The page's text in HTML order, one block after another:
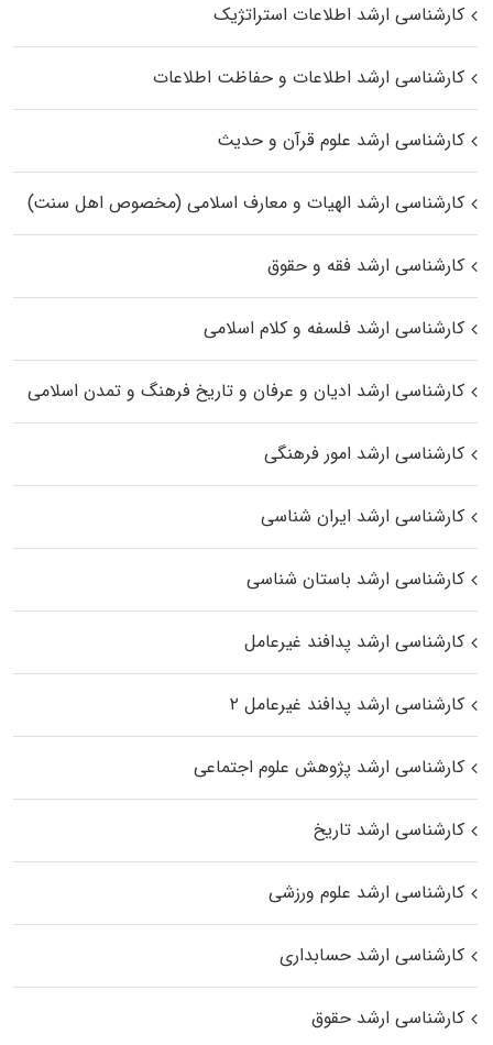
کارشناسی ارشد اطلاعات استراتژیک
کارشناسی ارشد اطلاعات و حفاظت اطلاعات
کارشناسی ارشد علوم قرآن و حدیث
کارشناسی ارشد الهیات و معارف اسلامی (مخصوص اهل سنت)
کارشناسی ارشد فقه و حقوق
کارشناسی ارشد فلسفه و کلام اسلامی
کارشناسی ارشد ادیان و عرفان و تاریخ فرهنگ و تمدن اسلامی
کارشناسی ارشد امور فرهنگی
کارشناسی ارشد ایران شناسی
کارشناسی ارشد باستان شناسی
کارشناسی ارشد پدافند غیرعامل
کارشناسی ارشد پدافند غیرعامل ۲
کارشناسی ارشد پژوهش علوم اجتماعی
کارشناسی ارشد تاریخ
کارشناسی ارشد علوم ورزشی
کارشناسی ارشد حسابداری
کارشناسی ارشد حقوق